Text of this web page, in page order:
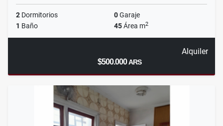
2 Dormitorios 0Garaje
1 Baño 45Área m2
Alquiler
$500.000ARS